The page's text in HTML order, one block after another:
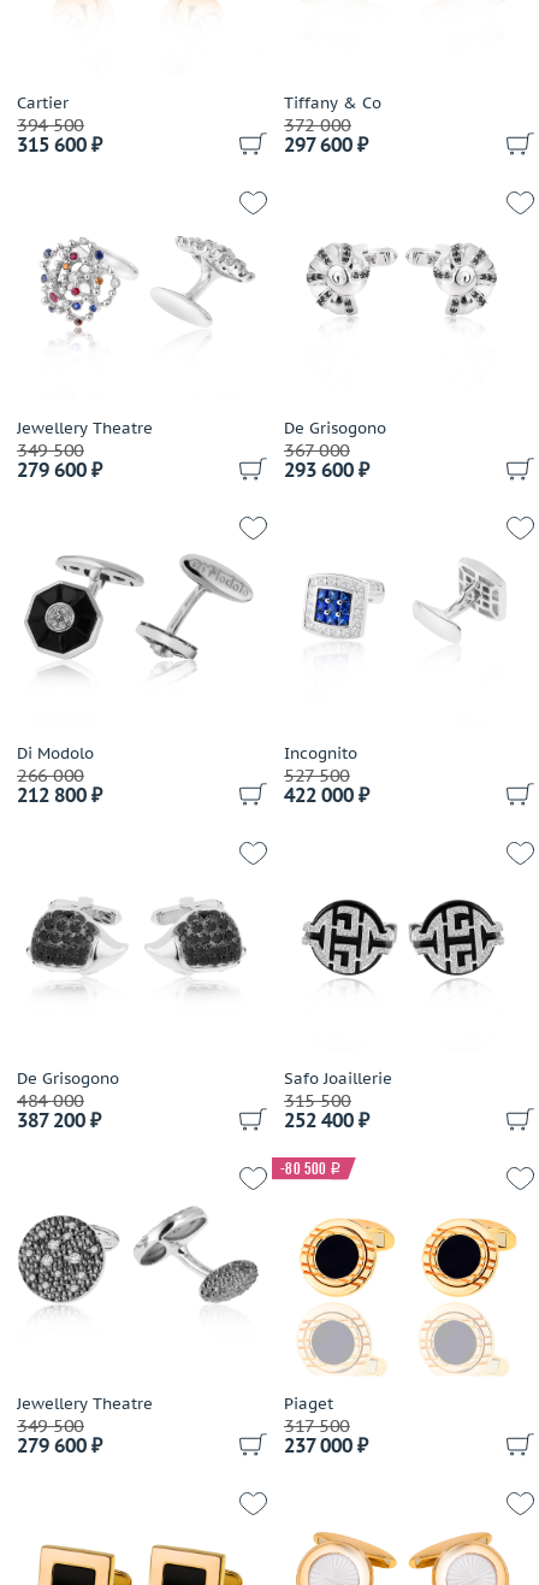
Cartier
394 500
315 600 ₽
Tiffany & Co
372 000
297 600 ₽
Jewellery Theatre
349 500
279 600 ₽
De Grisogono
367 000
293 600 ₽
Di Modolo
266 000
212 800 ₽
Incognito
527 500
422 000 ₽
De Grisogono
484 000
387 200 ₽
Safo Joaillerie
315 500
252 400 ₽
Jewellery Theatre
349 500
279 600 ₽
Piaget
317 500
237 000 ₽
-80 500 i